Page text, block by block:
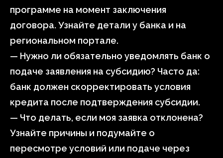
программе на момент заключения
договора. Узнайте детали у банка и на
региональном портале.
— Нужно ли обязательно уведомлять банк о
подаче заявления на субсидию? Часто да:
банк должен скорректировать условия
кредита после подтверждения субсидии.
— Что делать, если моя заявка отклонена?
Узнайте причины и подумайте о
пересмотре условий или подаче через